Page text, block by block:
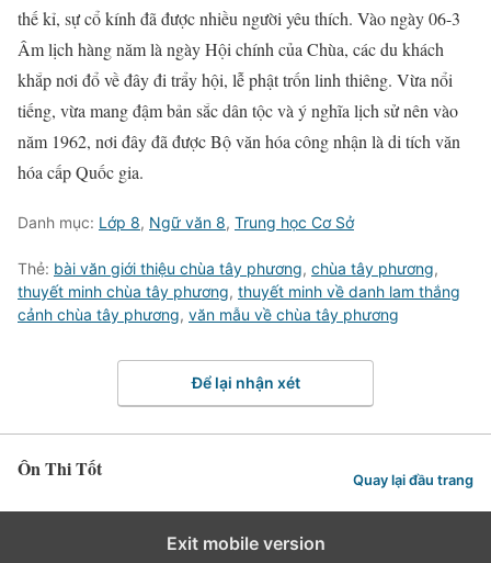
thế kỉ, sự cổ kính đã được nhiều người yêu thích. Vào ngày 06-3
Âm lịch hàng năm là ngày Hội chính của Chùa, các du khách
khắp nơi đổ về đây đi trẩy hội, lễ phật trốn linh thiêng. Vừa nổi
tiếng, vừa mang đậm bản sắc dân tộc và ý nghĩa lịch sử nên vào
năm 1962, nơi đây đã được Bộ văn hóa công nhận là di tích văn
hóa cấp Quốc gia.
Danh mục: Lớp 8, Ngữ văn 8, Trung học Cơ Sở
Thẻ: bài văn giới thiệu chùa tây phương, chùa tây phương,
thuyết minh chùa tây phương, thuyết minh về danh lam thắng
cảnh chùa tây phương, văn mẫu về chùa tây phương
Để lại nhận xét
Ôn Thi Tốt Quay lại đầu trang
Exit mobile version